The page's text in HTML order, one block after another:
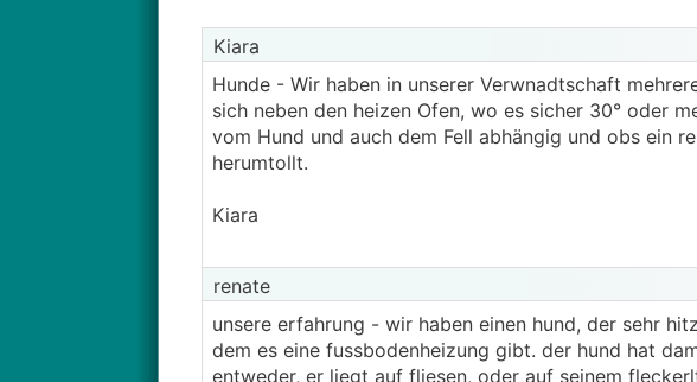
Kiara
Hunde - Wir haben in unserer Verwnadtschaft
sich neben den heizen Ofen, wo es sicher 30° oder
vom Hund und auch dem Fell abhängig und obs ein
herumtollt.
Kiara
renate
unsere erfahrung - wir haben einen hund, der sehr
dem es eine fussbodenheizung gibt. der hund hat
entweder, er liegt auf fliesen, oder auf seinem